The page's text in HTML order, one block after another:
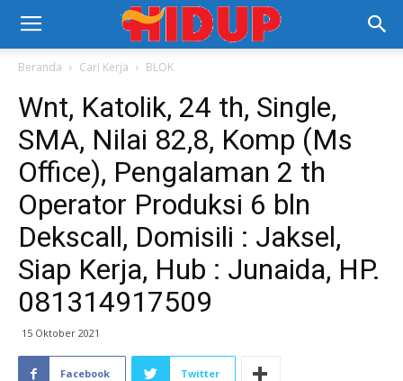
Beranda Cari Kerja BLOK
Wnt, Katolik, 24 th, Single,
SMA, Nilai 82,8, Komp (Ms
Office), Pengalaman 2 th
Operator Produksi 6 bln
Dekscall, Domisili : Jaksel,
Siap Kerja, Hub : Junaida, HP.
081314917509
15 Oktober 2021
Facebook Twitter